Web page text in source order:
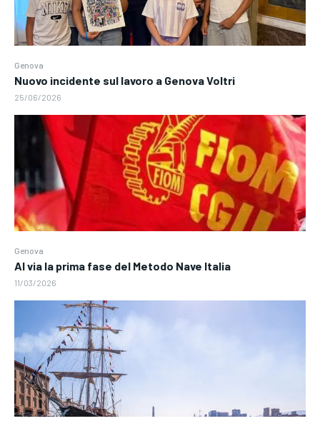
Genova
Nuovo incidente sul lavoro a Genova Voltri
25/06/2026
Genova
Al via la prima fase del Metodo Nave Italia
11/03/2026